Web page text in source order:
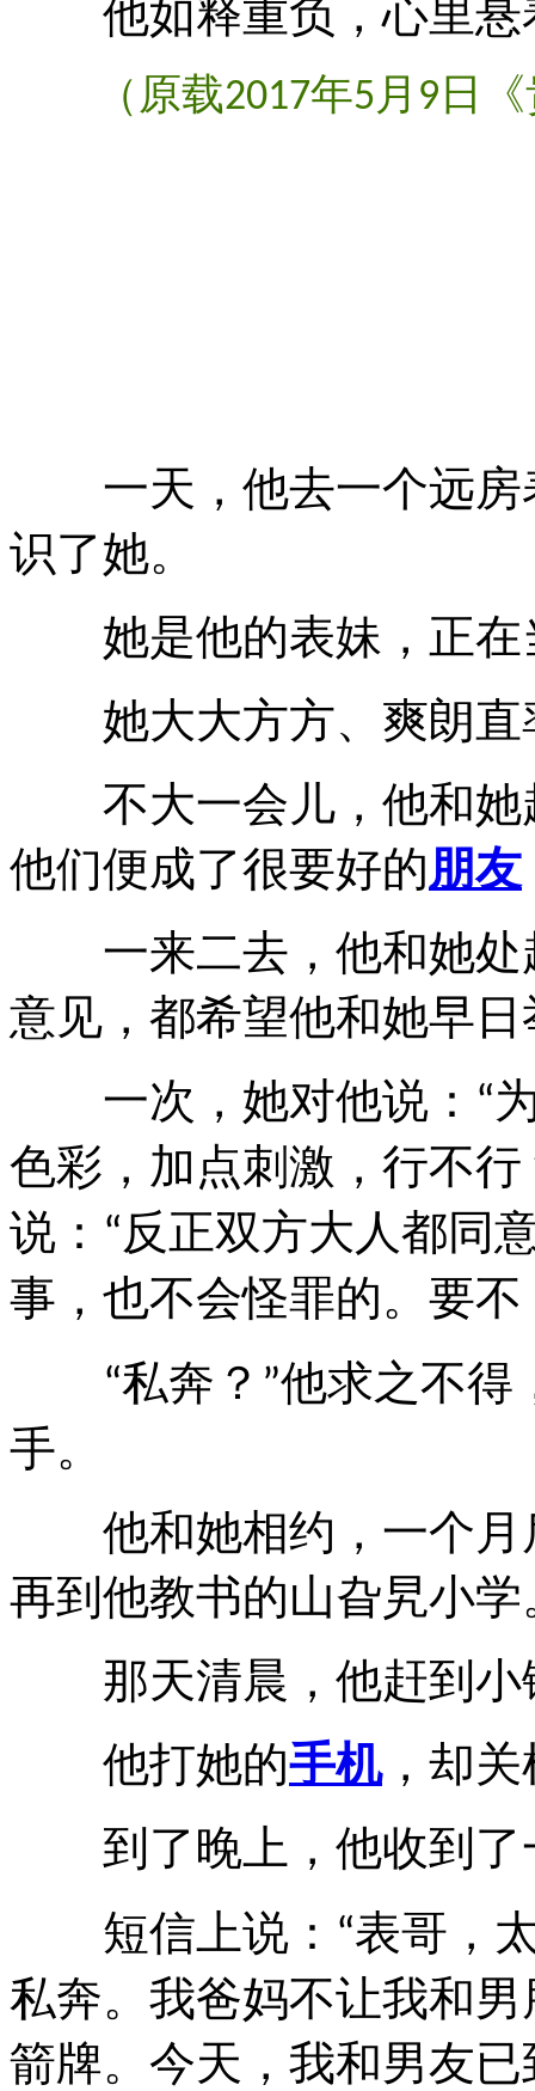
他如释重负，心里悬
（原载2017年5月 9 日
一天，他去一个远房
识了她。
她是他的表妹，正在
她大大方方、爽朗直
不大一会儿，他和她
他们便成了很要好的朋友
一来二去，他和她处
意见，都希望他和她早
一次，她对他说： “
色彩，加点刺激，行不行
说： “反正双方大人都同
事，也不会怪罪的。要
“私奔？ ”他求之不得
手。
他和她相约，一个月
再到他教书的山旮旯小学
那天清晨，他赶到小
他打她的手机，却关
到了晚上，他收到了
短信上说： “表哥，
私奔。我爸妈不让我和
箭牌。今天，我和男友